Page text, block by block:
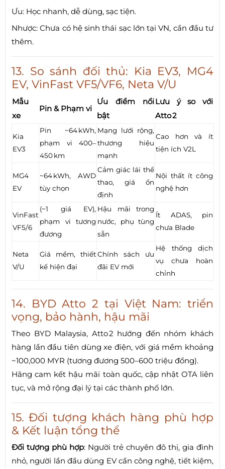
Ưu: Học nhanh, dễ dùng, sạc tiện.
Nhược: Chưa có hệ sinh thái sạc lớn tại VN, cần đầu tư
thêm.
13. So sánh đối thủ: Kia EV3, MG4
EV, VinFast VF5/VF6, Neta V/U
Mẫu
xe
Pin & Phạm vi
Ưu điểm nổi
bật
Lưu ý so với
Atto 2
Kia
EV3
Pin ~64 kWh,
phạm vi 400–
450 km
Mạng lưới rộng,
thương hiệu
mạnh
Cao hơn và ít
tiện ích V2L
MG4
EV
~64 kWh, AWD
tùy chọn
Cảm giác lái thể
thao, giá ổn
định
Nội thất ít công
nghệ hơn
VinFast
VF5/6
(~1 giá EV),
phạm vi tương
đương
Hậu mãi trong
nước, phụ tùng
sẵn
Ít ADAS, pin
chưa Blade
Neta
V/U
Giá mềm, thiết
kế hiện đại
Chính sách ưu
đãi EV mới
Hệ thống dịch
vụ chưa hoàn
chỉnh
14. BYD Atto 2 tại Việt Nam: triển
vọng, bảo hành, hậu mãi
Theo BYD Malaysia, Atto 2 hướng đến nhóm khách
hàng lần đầu tiên dùng xe điện, với giá mềm khoảng
~100,000 MYR (tương đương 500–600 triệu đồng).
Hãng cam kết hậu mãi toàn quốc, cập nhật OTA liên
tục, và mở rộng đại lý tại các thành phố lớn.
15. Đối tượng khách hàng phù hợp
& Kết luận tổng thể
Đối tượng phù hợp: Người trẻ chuyên đô thị, gia đình
nhỏ, người lần đầu dùng EV cần công nghệ, tiết kiệm,